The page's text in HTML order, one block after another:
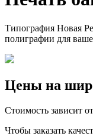
Типография Новая
полиграфии для
Цены на
Стоимость зависит
Чтобы заказать